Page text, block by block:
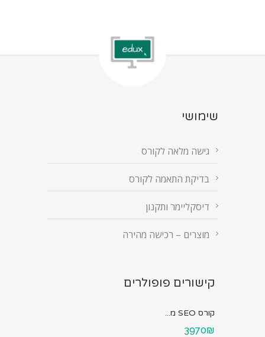
שימושי
גישה מלאה לקורס
בדיקת התאמה לקורס
דיסקליימר ותקנון
מוצרים – רכישה מהירה
קישורים פופולרים
קורס SEO מ...
3970₪